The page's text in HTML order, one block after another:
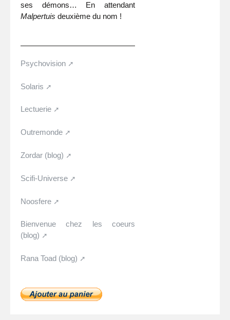
ses démons… En attendant
Malpertuis deuxième du nom !
Psychovision
Solaris
Lectuerie
Outremonde
Zordar (blog)
Scifi-Universe
Noosfere
Bienvenue chez les coeurs
(blog)
Rana Toad (blog)